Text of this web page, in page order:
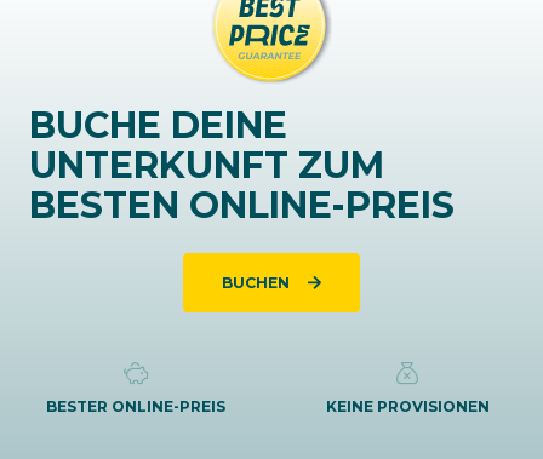
BUCHE DEINE
UNTERKUNFT ZUM
BESTEN ONLINE-PREIS
BUCHEN
BESTER ONLINE-PREIS KEINE PROVISIONEN